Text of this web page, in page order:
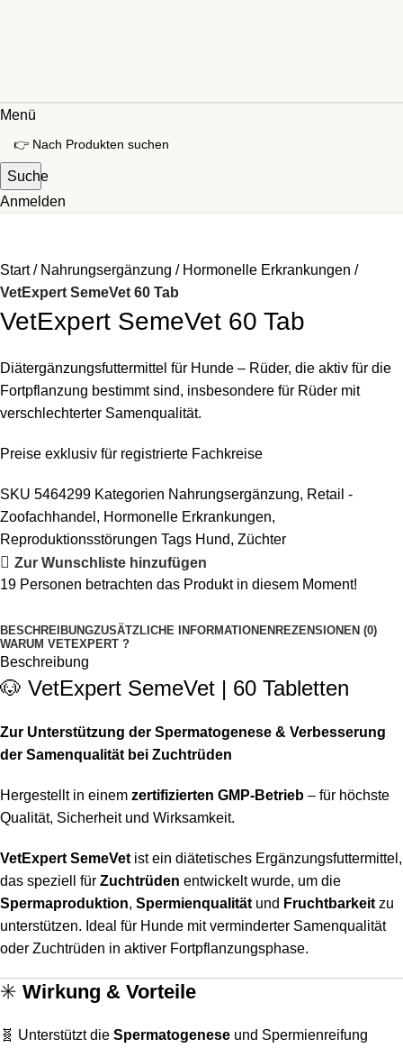
Menü
Suche
Anmelden
Start Nahrungsergänzung
Hormonelle Erkrankungen
VetExpert SemeVet 60 Tab
VetExpert SemeVet 60 Tab
Diätergänzungsfuttermittel für Hunde – Rüder, die aktiv für die
Fortpflanzung bestimmt sind, insbesondere für Rüder mit
verschlechterter Samenqualität.
Preise exklusiv für registrierte Fachkreise
SKU 5464299 Kategorien Nahrungsergänzung, Retail -
Zoofachhandel , Hormonelle Erkrankungen,
Reproduktionsstörungen Tags Hund, Züchter
Zur Wunschliste hinzufügen
19 Personen betrachten das Produkt in diesem Moment!
BESCHREIBUNGZUSÄTZLICHE INFORMATIONEN REZENSIONEN (0)
WARUM VETEXPERT ?
Beschreibung
🐶 VetExpert SemeVet | 60 Tabletten
Zur Unterstützung der Spermatogenese & Verbesserung
der Samenqualität bei Zuchtrüden
Hergestellt in einem zertifizierten GMP-Betrieb – für höchste
Qualität, Sicherheit und Wirksamkeit.
VetExpert SemeVet ist ein diätetisches Ergänzungsfuttermittel,
das speziell für Zuchtrüden entwickelt wurde, um die
Spermaproduktion, Spermienqualität und Fruchtbarkeit zu
unterstützen. Ideal für Hunde mit verminderter Samenqualität
oder Zuchtrüden in aktiver Fortpflanzungsphase.
✳️ Wirkung & Vorteile
🧬 Unterstützt die Spermatogenese und Spermienreifung